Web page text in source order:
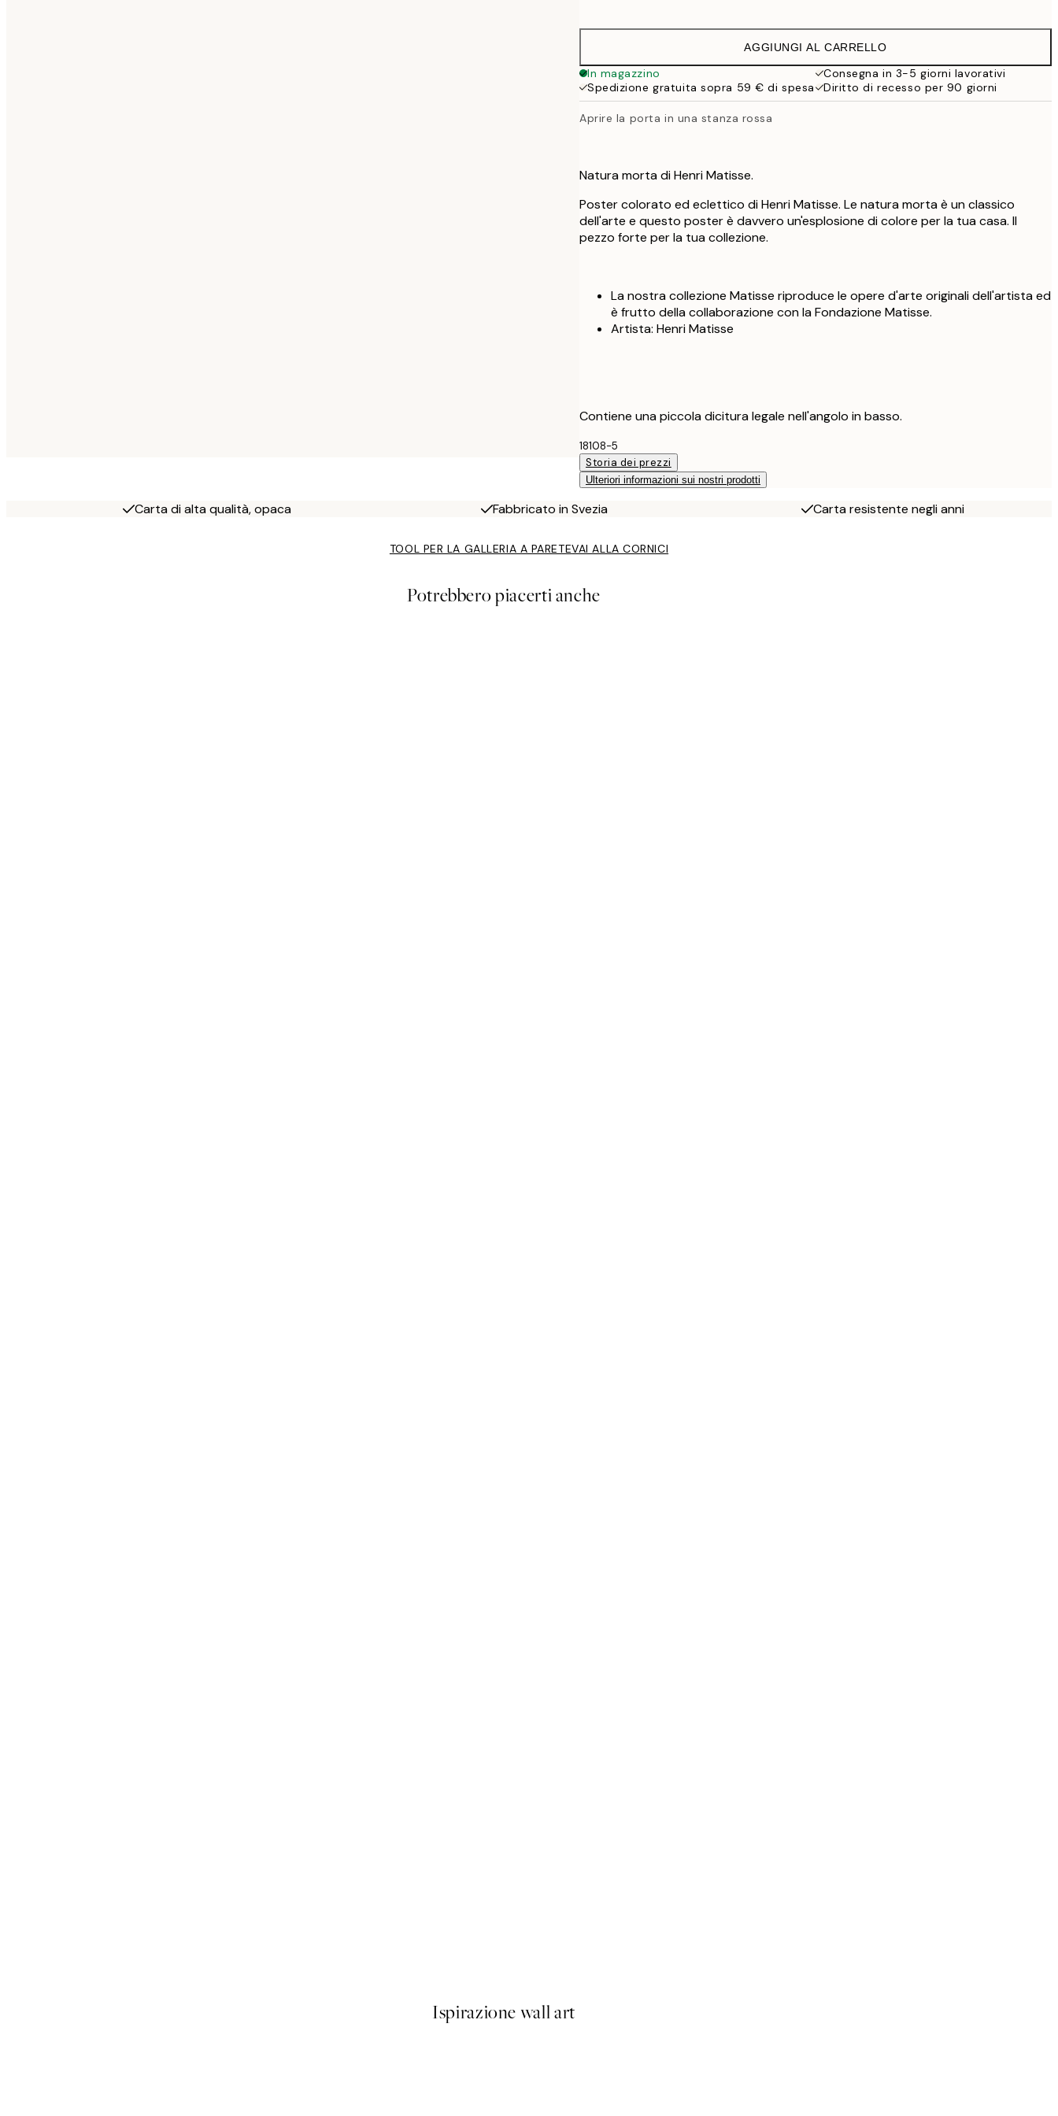
32,45 €
AGGIUNGI AL CARRELLO
In magazzino
Consegna in 3-5 giorni lavorativi
Spedizione gratuita sopra 59 € di spesa
Diritto di recesso per 90 giorni
Aprire la porta in una stanza rossa
Natura morta di Henri Matisse.
Poster colorato ed eclettico di Henri Matisse. Le natura morta è un classico
dell'arte e questo poster è davvero un'esplosione di colore per la tua casa. Il
pezzo forte per la tua collezione.
La nostra collezione Matisse riproduce le opere d'arte originali dell'artista ed
è frutto della collaborazione con la Fondazione Matisse.
Artista: Henri Matisse
Contiene una piccola dicitura legale nell'angolo in basso.
18108-5
Storia dei prezzi
Ulteriori informazioni sui nostri prodotti
Carta di alta qualità, opaca Fabbricato in Svezia Carta resistente negli anni
TOOL PER LA GALLERIA A PARETEVAI ALLA CORNICI
Potrebbero piacerti anche
Ispirazione wall art